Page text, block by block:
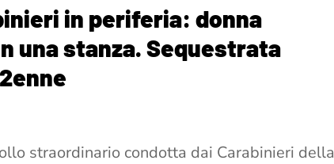
in periferia: donna
una stanza. Sequestrata
straordinario condotta dai Carabinieri della